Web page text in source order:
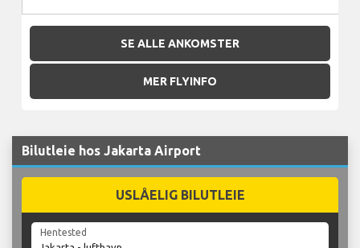
SE ALLE ANKOMSTER
MER FLYINFO
Bilutleie hos Jakarta Airport
USLÅELIG BILUTLEIE
Hentested